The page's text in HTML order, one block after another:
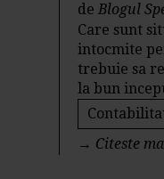
deBlogul
Care sunt
intocmite
trebuie sa
la bun
→ Citeste